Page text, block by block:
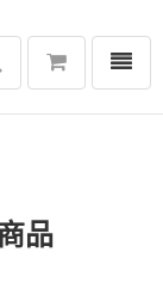
選單
品